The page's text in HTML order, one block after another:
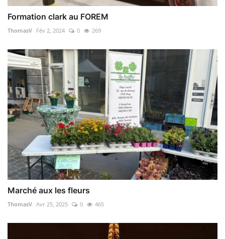
Formation clark au FOREM
ThomasV Fév 2, 2024 0 269
Marché aux les fleurs
ThomasV Avr 25, 2025 0 465